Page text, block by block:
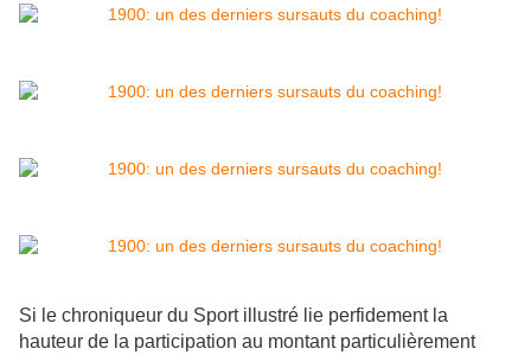
Si le chroniqueur du Sport illustré lie perfidement la
hauteur de la participation au montant particulièrement